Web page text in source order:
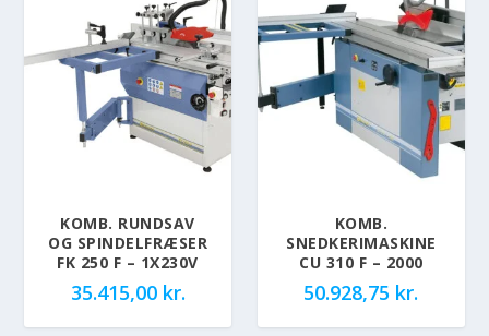
KOMB. RUNDSAV
OG SPINDELFRÆSER
FK 250 F – 1X230V
35.415,00 kr.
KOMB.
SNEDKERIMASKINE
CU 310 F – 2000
50.928,75 kr.